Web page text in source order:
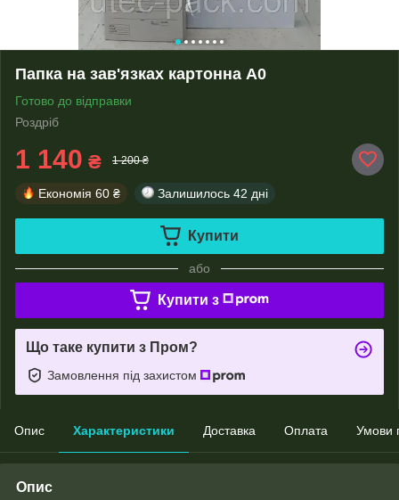
Папка на зав'язках картонна А0
Готово до відправки
Роздріб
1 140 ₴ 1 200 ₴
Економія 60 ₴ Залишилось 42 дні
Купити
або
Купити з
Що таке купити з Пром?
Замовлення під захистом
Опис Характеристики Доставка Оплата Умови
Опис